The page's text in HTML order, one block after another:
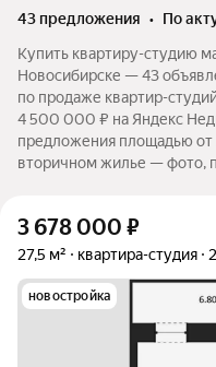
43 предложения •
по
Купить квартиру-студию
Новосибирске — 43
по продаже квартир-
4 500 000 ₽ на Яндекс
предложения площадью от
вторичном жилье — фото,
3 678 000 ₽
27,5 м² квартира-студия
новостройка